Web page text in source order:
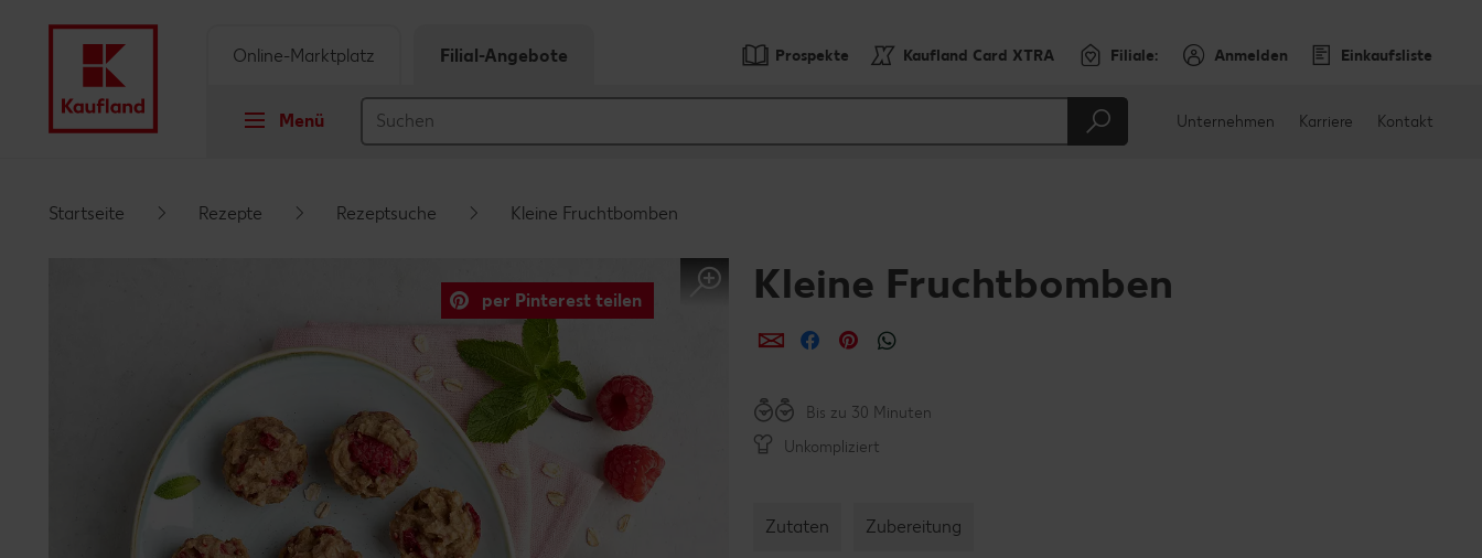
Schwebender Seitenbereich
Prospekte Kaufland Card XTRA Filiale: Anmelden Einkaufsliste
Menü
Online-Marktplatz Filial-Angebote
Unternehmen Karriere Kontakt
Startseite Rezepte Rezeptsuche Kleine Fruchtbomben
per Pinterest teilen Kleine Fruchtbomben
per E-Mail teilen
per Facebook teilen
per Pinterest teilen
Bis zu 30 Minuten
Unkompliziert
Zutaten Zubereitung